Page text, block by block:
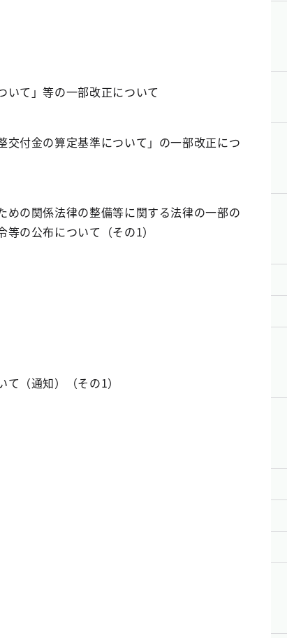
いて」等の一部改正について
交付金の算定基準について」の一部改正につ
の関係法律の整備等に関する法律の一部の
の公布について（その1）
（通知）（その1）